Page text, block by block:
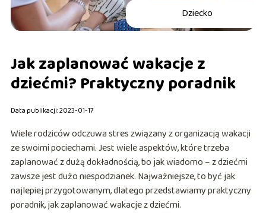
Dziecko
Jak zaplanować wakacje z
dziećmi? Praktyczny poradnik
Data publikacji: 2023-01-17
Wiele rodziców odczuwa stres związany z organizacją wakacji
ze swoimi pociechami. Jest wiele aspektów, które trzeba
zaplanować z dużą dokładnością, bo jak wiadomo – z dziećmi
zawsze jest dużo niespodzianek. Najważniejsze, to być jak
najlepiej przygotowanym, dlatego przedstawiamy praktyczny
poradnik, jak zaplanować wakacje z dziećmi.